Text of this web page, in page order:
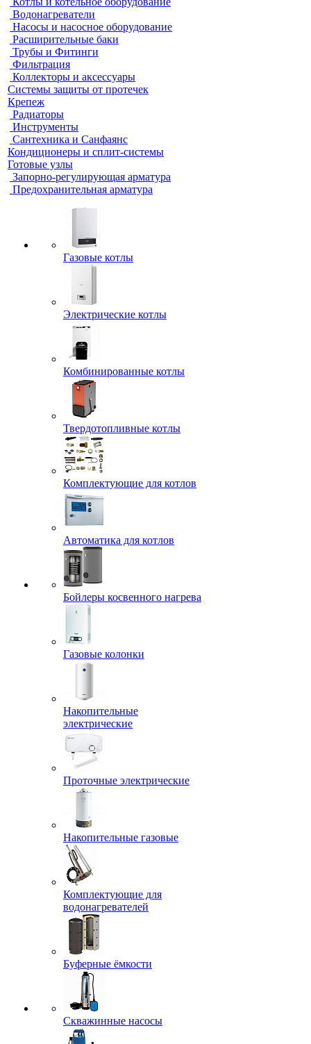
Водонагреватели
Насосы и насосное оборудование
Расширительные баки
Трубы и Фитинги
Фильтрация
Коллекторы и аксессуары
Системы защиты от протечек
Крепеж
Радиаторы
Инструменты
Сантехника и Санфаянс
Кондиционеры и сплит-системы
Готовые узлы
Запорно-регулирующая арматура
Предохранительная арматура
Газовые котлы
Электрические котлы
Комбинированные котлы
Твердотопливные котлы
Комплектующие для котлов
Автоматика для котлов
Бойлеры косвенного нагрева
Газовые колонки
Накопительные
электрические
Проточные электрические
Накопительные газовые
Комплектующие для
водонагревателей
Буферные ёмкости
Скважинные насосы